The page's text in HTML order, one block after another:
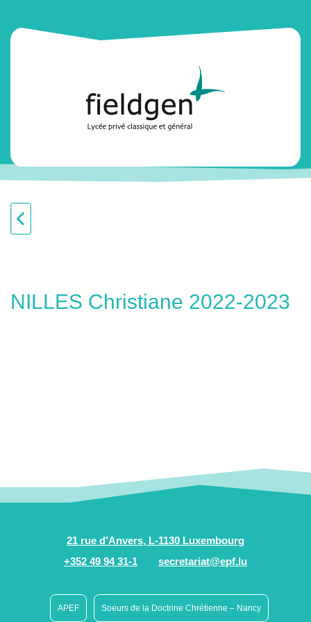
NILLES Christiane 2022-2023
21 rue d’Anvers, L-1130 Luxembourg
+352 49 94 31-1
secretariat@epf.lu
APEF Soeurs de la Doctrine Chrétienne – Nancy